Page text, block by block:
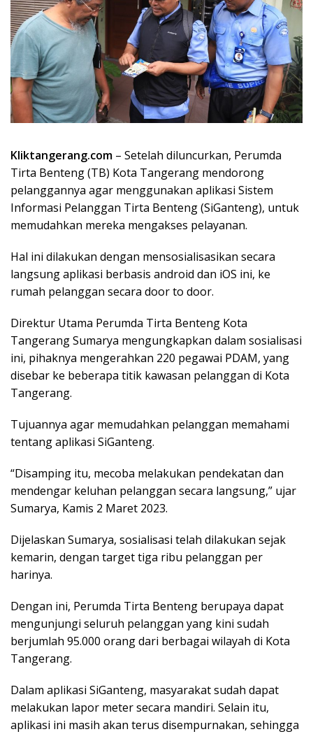
Kliktangerang.com – Setelah diluncurkan, Perumda
Tirta Benteng (TB) Kota Tangerang mendorong
pelanggannya agar menggunakan aplikasi Sistem
Informasi Pelanggan Tirta Benteng (SiGanteng), untuk
memudahkan mereka mengakses pelayanan.
Hal ini dilakukan dengan mensosialisasikan secara
langsung aplikasi berbasis android dan iOS ini, ke
rumah pelanggan secara door to door.
Direktur Utama Perumda Tirta Benteng Kota
Tangerang Sumarya mengungkapkan dalam sosialisasi
ini, pihaknya mengerahkan 220 pegawai PDAM, yang
disebar ke beberapa titik kawasan pelanggan di Kota
Tangerang.
Tujuannya agar memudahkan pelanggan memahami
tentang aplikasi SiGanteng.
“Disamping itu, mecoba melakukan pendekatan dan
mendengar keluhan pelanggan secara langsung,” ujar
Sumarya, Kamis 2 Maret 2023.
Dijelaskan Sumarya, sosialisasi telah dilakukan sejak
kemarin, dengan target tiga ribu pelanggan per
harinya.
Dengan ini, Perumda Tirta Benteng berupaya dapat
mengunjungi seluruh pelanggan yang kini sudah
berjumlah 95.000 orang dari berbagai wilayah di Kota
Tangerang.
Dalam aplikasi SiGanteng, masyarakat sudah dapat
melakukan lapor meter secara mandiri. Selain itu,
aplikasi ini masih akan terus disempurnakan, sehingga